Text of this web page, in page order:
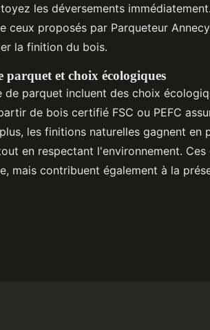
les déversements
ceux proposés par Parqueteur
la finition du bois.
parquet et choix écologiques
de parquet incluent des choix
de bois certifié FSC ou PEFC
les finitions naturelles gagnent en
en respectant l'environnement. Ces
mais contribuent également à la